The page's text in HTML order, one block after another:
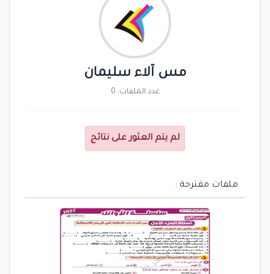
مس آلاء سليمان
عدد الملفات: 0
لم يتم العثور على نتائج
ملفات مقترحة :